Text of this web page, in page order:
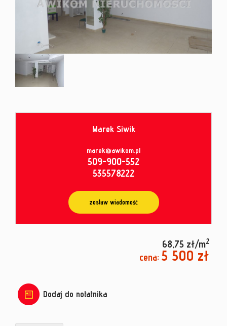
umowy
Marek Siwik
marek@awikom.pl
509-900-552
535578222
zostaw wiadomość
68,75 zł/m2
cena: 5 500 zł
Dodaj do notatnika